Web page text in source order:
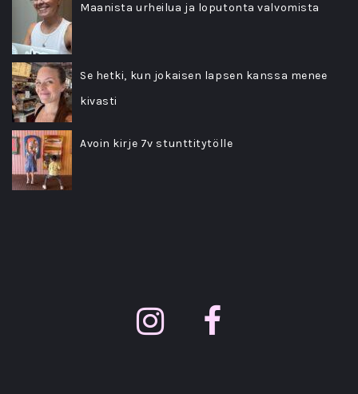
Maanista urheilua ja loputonta valvomista
Se hetki, kun jokaisen lapsen kanssa menee
kivasti
Avoin kirje 7v stunttitytölle